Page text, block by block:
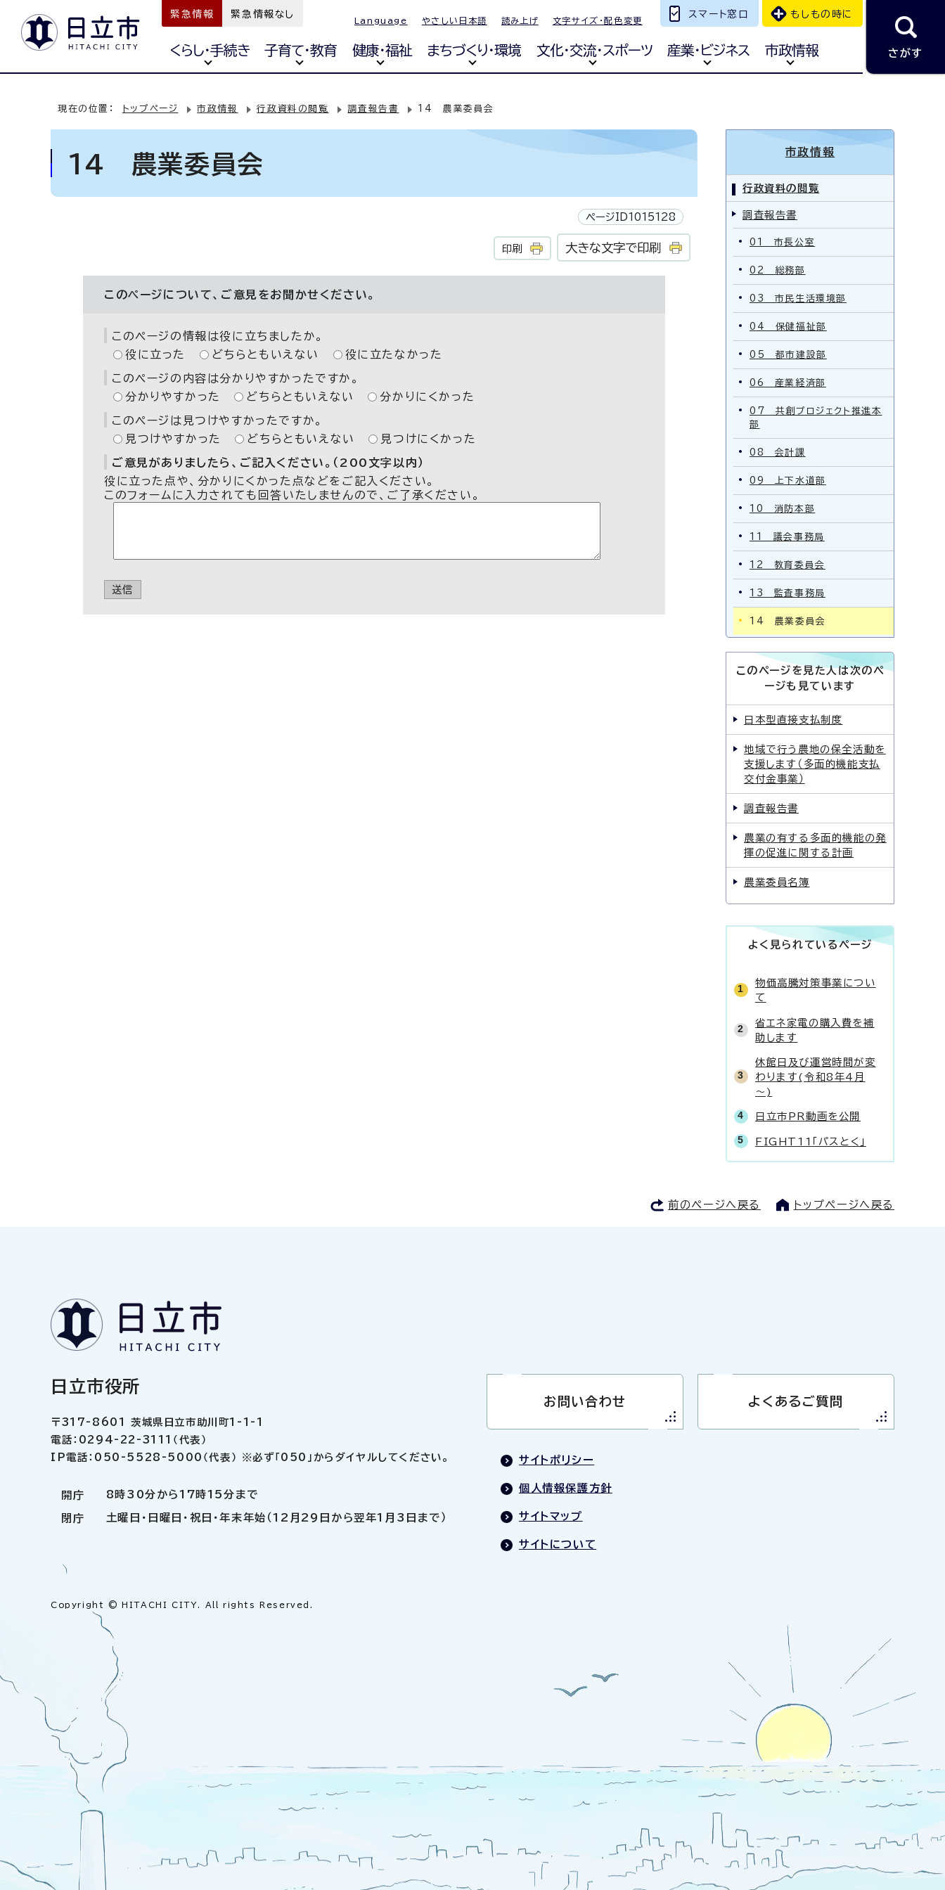
緊急情報 緊急情報なし
Language やさしい日本語 読み上げ 文字サイズ・配色変更
スマート窓口 もしもの時に
くらし・手続き 子育て・教育 健康・福祉 まちづくり・環境 文化・交流・スポーツ 産業・ビジネス 市政情報 さがす
現在の位置： トップページ 市政情報 行政資料の閲覧 調査報告書 14 農業委員会
14 農業委員会
ページID1015128
印刷 大きな文字で印刷
このページについて、ご意見をお聞かせください。
このページの情報は役に立ちましたか。
役に立った
どちらともいえない 役に立たなかった
このページの内容は分かりやすかったですか。
分かりやすかった
どちらともいえない 分かりにくかった
このページは見つけやすかったですか。
見つけやすかった
どちらともいえない 見つけにくかった
ご意見がありましたら、ご記入ください。（200文字以内）
役に立った点や、分かりにくかった点などをご記入ください。
このフォームに入力されても回答いたしませんので、ご了承ください。
送信
市政情報
行政資料の閲覧
調査報告書
01 市長公室
02 総務部
03 市民生活環境部
04 保健福祉部
05 都市建設部
06 産業経済部
07 共創プロジェクト推進本
部
08 会計課
09 上下水道部
10 消防本部
11 議会事務局
12 教育委員会
13 監査事務局
14 農業委員会
このページを見た人は次のペ
ージも見ています
日本型直接支払制度
地域で行う農地の保全活動を
支援します（多面的機能支払
交付金事業）
調査報告書
農業の有する多面的機能の発
揮の促進に関する計画
農業委員名簿
よく見られているページ
物価高騰対策事業につい
て
省エネ家電の購入費を補
助します
休館日及び運営時間が変
わります(令和8年4月
～)
日立市PR動画を公開
FIGHT11「パスとく」
前のページへ戻る トップページへ戻る
日立市役所
〒317-8601 茨城県日立市助川町1-1-1
電話：0294-22-3111（代表）
IP電話：050-5528-5000（代表） ※必ず「050」からダイヤルしてください。
開庁 8時30分から17時15分まで
閉庁 土曜日・日曜日・祝日・年末年始（12月29日から翌年1月3日まで）
お問い合わせ よくあるご質問
サイトポリシー
個人情報保護方針
サイトマップ
サイトについて
Copyright © HITACHI CITY. All rights Reserved.